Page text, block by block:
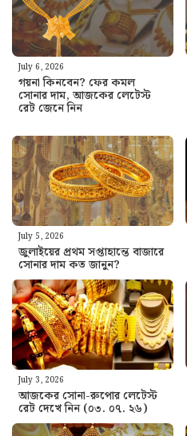
July 6, 2026
গয়না কিনবেন? ফের কমল
সোনার দাম, আজকের লেটেস্ট
রেট জেনে নিন
July 5, 2026
জুলাইয়ের প্রথম সপ্তাহান্তে বাজারে
সোনার দাম কত জানুন?
July 3, 2026
আজকের সোনা-রুপোর লেটেস্ট
রেট দেখে নিন (০৩. ০৭. ২৬)